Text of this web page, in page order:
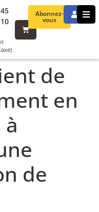
Abonnez-
vous
de
en
de